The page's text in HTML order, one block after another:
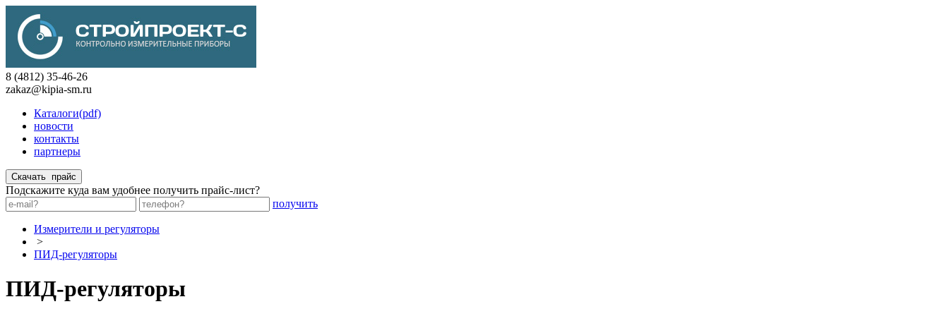
8 (4812) 35-46-26
zakaz@kipia-sm.ru
Каталоги(pdf)
новости
контакты
партнеры
Подскажите куда вам удобнее получить прайс-лист?
получить
Измерители и регуляторы
>
ПИД-регуляторы
ПИД-регуляторы